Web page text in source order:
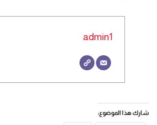
admin1
شارك هذا الموضوع: